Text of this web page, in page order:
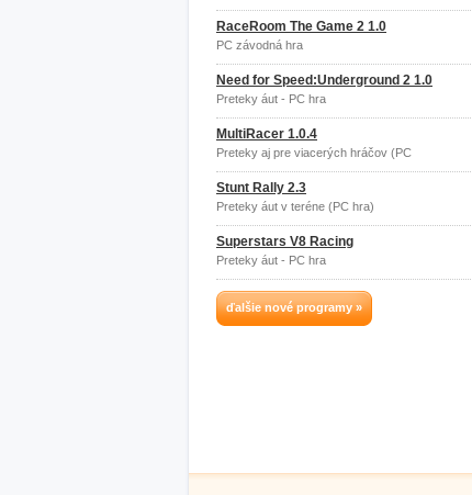
RaceRoom The Game 2 1.0
PC závodná hra
Need for Speed:Underground 2 1.0
Preteky áut - PC hra
MultiRacer 1.0.4
Preteky aj pre viacerých hráčov (PC
Stunt Rally 2.3
Preteky áut v teréne (PC hra)
Superstars V8 Racing
Preteky áut - PC hra
ďalšie nové programy »